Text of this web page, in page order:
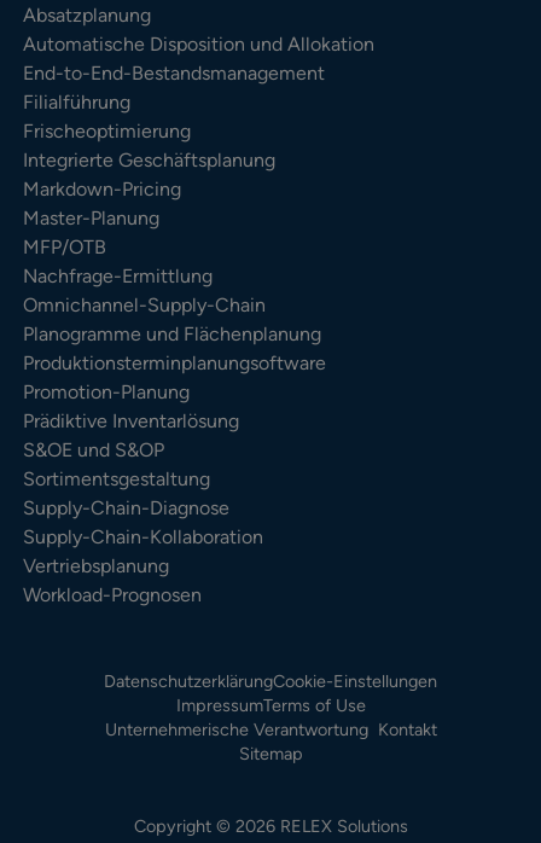
Absatzplanung
Automatische Disposition und Allokation
End-to-End-Bestandsmanagement
Filialführung
Frischeoptimierung
Integrierte Geschäftsplanung
Markdown-Pricing
Master-Planung
MFP/OTB
Nachfrage-Ermittlung
Omnichannel-Supply-Chain
Planogramme und Flächenplanung
Produktionsterminplanungsoftware
Promotion-Planung
Prädiktive Inventarlösung
S&OE und S&OP
Sortimentsgestaltung
Supply-Chain-Diagnose
Supply-Chain-Kollaboration
Vertriebsplanung
Workload-Prognosen
DatenschutzerklärungCookie-Einstellungen
ImpressumTerms of Use
Unternehmerische Verantwortung Kontakt
Sitemap
Copyright © 2026 RELEX Solutions